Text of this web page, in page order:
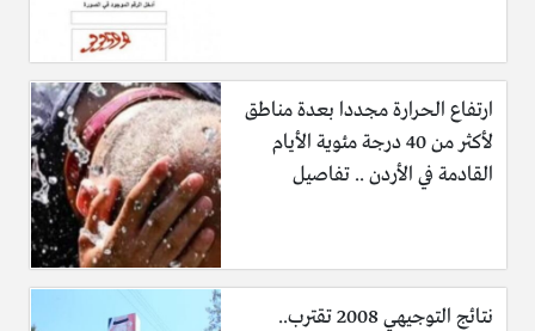
ارتفاع الحرارة مجددا بعدة مناطق
لأكثر من 40 درجة مئوية الأيام
القادمة في الأردن .. تفاصيل
نتائج التوجيهي 2008 تقترب..